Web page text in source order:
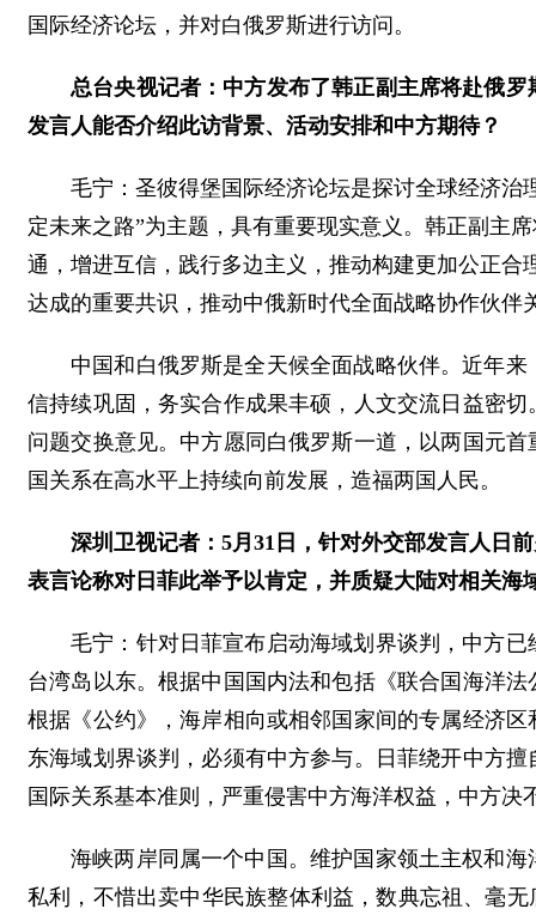
国际经济论坛，并对白俄罗斯进行访问。
总台央视记者：中方发布了韩正副主席将赴俄
发言人能否介绍此访背景、活动安排和中方期待？
毛宁：圣彼得堡国际经济论坛是探讨全球经济
定未来之路”为主题，具有重要现实意义。韩正副主
通，增进互信，践行多边主义，推动构建更加公正
达成的重要共识，推动中俄新时代全面战略协作伙伴
中国和白俄罗斯是全天候全面战略伙伴。近年
信持续巩固，务实合作成果丰硕，人文交流日益密
问题交换意见。中方愿同白俄罗斯一道，以两国元
国关系在高水平上持续向前发展，造福两国人民。
深圳卫视记者：5月31日，针对外交部发言人日
表言论称对日菲此举予以肯定，并质疑大陆对相关
毛宁：针对日菲宣布启动海域划界谈判，中方
台湾岛以东。根据中国国内法和包括《联合国海洋
根据《公约》，海岸相向或相邻国家间的专属经济
东海域划界谈判，必须有中方参与。日菲绕开中方
国际关系基本准则，严重侵害中方海洋权益，中方决
海峡两岸同属一个中国。维护国家领土主权和
私利，不惜出卖中华民族整体利益，数典忘祖、毫